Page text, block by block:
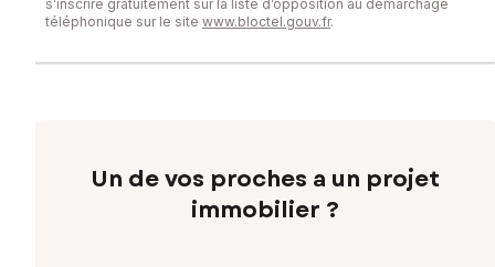
s’inscrire gratuitement sur la liste d’opposition au démarchage
téléphonique sur le site www.bloctel.gouv.fr.
Un de vos proches a un projet
immobilier ?